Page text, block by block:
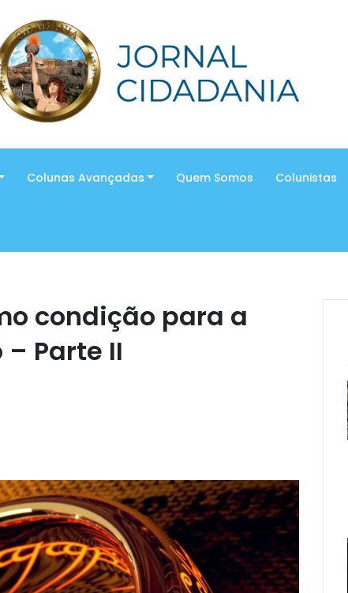
Colunas Avançadas Quem Somos Colunistas
condição para a
Parte II